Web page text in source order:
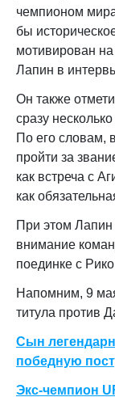
чемпионом
бы
мотивирован
Лапин в
Он также
сразу
По его словам,
пройти за
как встреча с
как
При этом Лапин
внимание
поединке с
Напомним, 9
титула против
Сын
победную
Экс-чемпион